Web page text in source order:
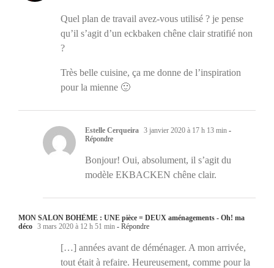
Quel plan de travail avez-vous utilisé ? je pense
qu’il s’agit d’un eckbaken chêne clair stratifié non
?
Très belle cuisine, ça me donne de l’inspiration
pour la mienne 🙂
Estelle Cerqueira 3 janvier 2020 à 17 h 13 min -
Répondre
Bonjour! Oui, absolument, il s’agit du
modèle EKBACKEN chêne clair.
MON SALON BOHÈME : UNE pièce = DEUX aménagements - Oh! ma
déco 3 mars 2020 à 12 h 51 min - Répondre
[…] années avant de déménager. A mon arrivée,
tout était à refaire. Heureusement, comme pour la